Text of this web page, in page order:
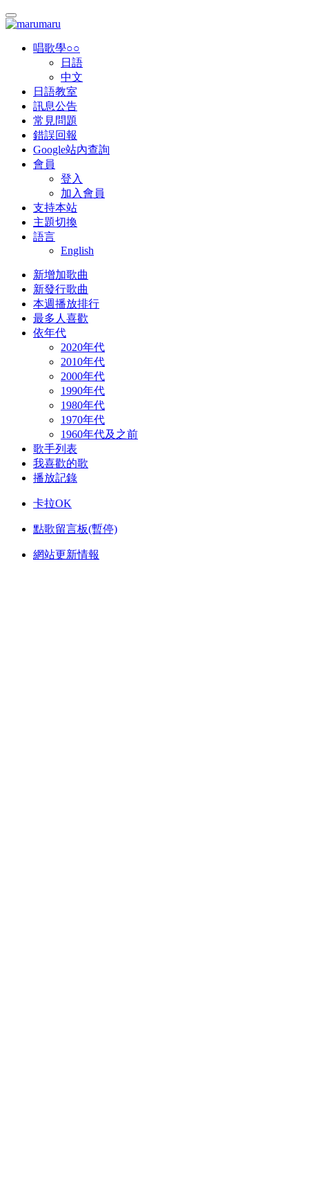
唱歌學○○
日語
中文
日語教室
訊息公告
常見問題
錯誤回報
Google站內查詢
會員
登入
加入會員
支持本站
主題切換
語言
English
新增加歌曲
新發行歌曲
本週播放排行
最多人喜歡
依年代
2020年代
2010年代
2000年代
1990年代
1980年代
1970年代
1960年代及之前
歌手列表
我喜歡的歌
播放記錄
卡拉OK
點歌留言板(暫停)
網站更新情報